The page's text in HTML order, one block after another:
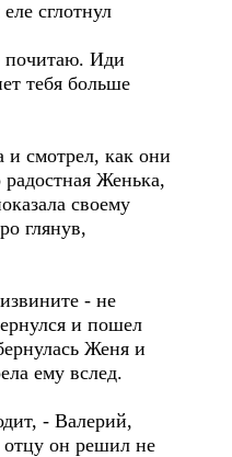
сглотнул
Иди
тебя больше
смотрел, как они
Женька,
своему
глянув,
- не
и пошел
Женя и
ему вслед.
- Валерий,
он решил не